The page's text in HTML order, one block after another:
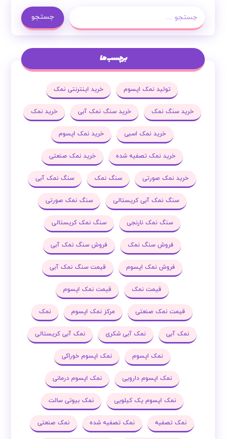
جستجو
برچسب ها
تولید نمک اپسوم خرید اینترنتی نمک
خرید سنگ نمک خرید سنگ نمک آبی خرید نمک
خرید نمک اسبی خرید نمک اپسوم
خرید نمک تصفیه شده خرید نمک صنعتی
خرید نمک صورتی سنگ نمک سنگ نمک آبی
سنگ نمک آبی کریستالی سنگ نمک صورتی
سنگ نمک نارنجی سنگ نمک کریستالی
فروش سنگ نمک فروش سنگ نمک آبی
فروش نمک اپسوم قیمت سنگ نمک آبی
قیمت نمک قیمت نمک اپسوم
قیمت نمک صنعتی مرکز نمک اپسوم نمک
نمک آبی نمک آبی شکری نمک آبی کریستالی
نمک اپسوم نمک اپسوم خوراکی
نمک اپسوم دارویی نمک اپسوم درمانی
نمک اپسوم یک کیلویی نمک بیوتی سالت
نمک تصفیه نمک تصفیه شده نمک صنعتی